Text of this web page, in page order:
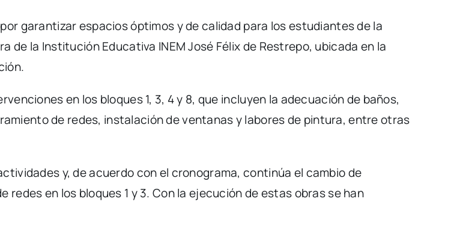
garantizar espacios óptimos y de calidad para los estudiantes de la
la Institución Educativa INEM José Félix de Restrepo, ubicada en la
en los bloques 1, 3, 4 y 8, que incluyen la adecuación de baños,
de redes, instalación de ventanas y labores de pintura, entre otras
y, de acuerdo con el cronograma, continúa el cambio de
en los bloques 1 y 3. Con la ejecución de estas obras se han